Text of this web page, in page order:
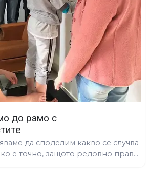
до рамо с
да споделим какво се случва
е точно, защото редовно прав...